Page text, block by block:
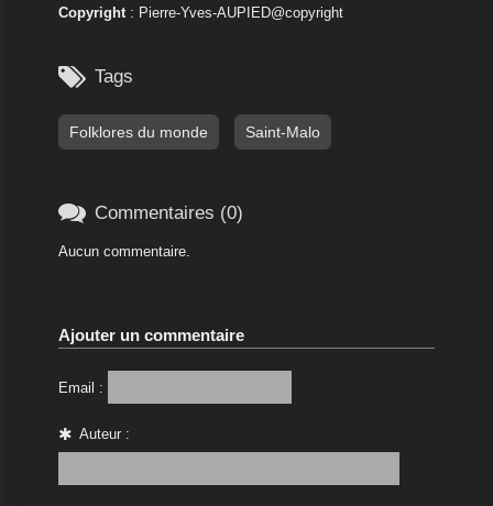
Copyright: Pierre-Yves-AUPIED@copyright
 Tags
Folklores du monde Saint-Malo
 Commentaires (0)
Aucun commentaire.
Ajouter un commentaire
Email :
Auteur :